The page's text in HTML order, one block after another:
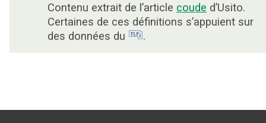
Contenu extrait de l’article coude d’Usito.
Certaines de ces définitions s’appuient sur
des données du
.